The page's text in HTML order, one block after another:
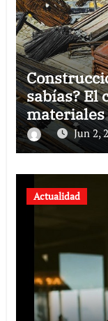
sabías? El
materiales
modernos
Jun 2,
Actualidad